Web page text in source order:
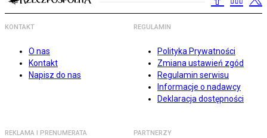
KONTAKT
O nas
Kontakt
Napisz do nas
REGULAMIN
Polityka Prywatności
Zmiana ustawień zgód
Regulamin serwisu
Informacje o nadawcy
Deklaracja dostępności
REKLAMA I PRENUMERATA PARTNERZY